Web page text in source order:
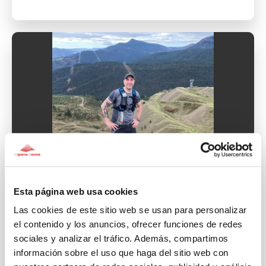
Esta página web usa cookies
Las cookies de este sitio web se usan para personalizar
el contenido y los anuncios, ofrecer funciones de redes
sociales y analizar el tráfico. Además, compartimos
información sobre el uso que haga del sitio web con
DISCAPACIDAD FÍSICA JÓVENES
ENFERMEDADES RARAS
Un camino por AEFAT